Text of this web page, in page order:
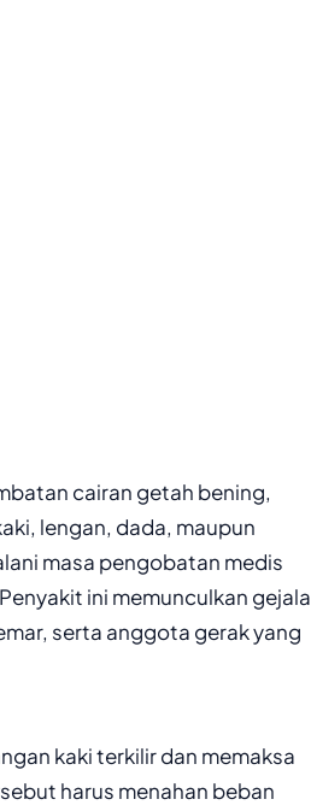
cairan getah bening,
lengan, dada, maupun
masa pengobatan medis
ini memunculkan gejala
serta anggota gerak yang
kaki terkilir dan memaksa
harus menahan beban